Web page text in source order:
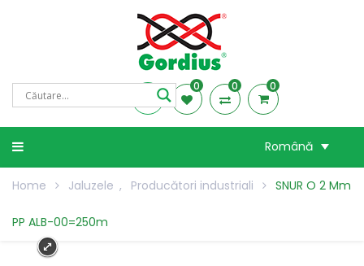
0 0 0
Română
Home Jaluzele , Producători industriali SNUR O 2 Mm
PP ALB-00=250m